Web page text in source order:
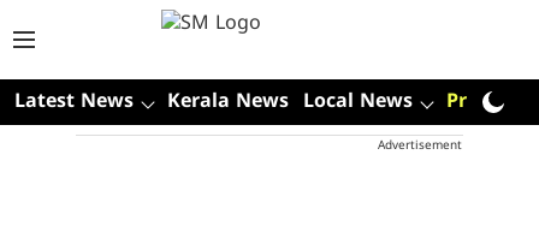
Latest News Kerala News Local News Premium
Advertisement